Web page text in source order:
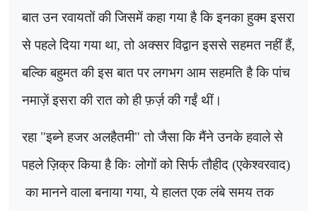
बात उन रवायतों की जिसमें कहा गया है कि इनका हुक्म इसरा
से पहले दिया गया था, तो अक्सर विद्वान इससे सहमत नहीं हैं,
बल्कि बहुमत की इस बात पर लगभग आम सहमति है कि पांच
नमाज़ें इसरा की रात को ही फ़र्ज़ की गईं थीं।
रहा "इब्ने हजर अलहैतमी" तो जैसा कि मैंने उनके हवाले से
पहले ज़िक्र किया है किः लोगों को सिर्फ तौहीद (एकेश्वरवाद)
का मानने वाला बनाया गया,ये हालत एक लंबे समय तक